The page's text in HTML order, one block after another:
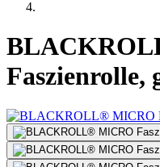
Faszienrolle,